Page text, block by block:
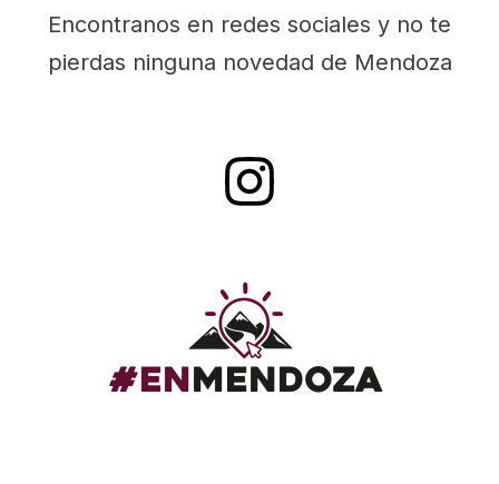
Encontranos en redes sociales y no te
pierdas ninguna novedad de Mendoza